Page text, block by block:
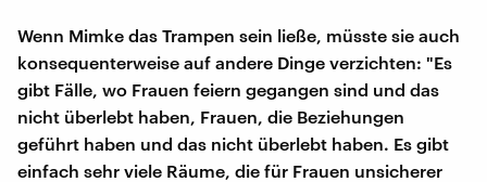
Wenn Mimke das Trampen sein ließe, müsste sie auch
konsequenterweise auf andere Dinge verzichten: "Es
gibt Fälle, wo Frauen feiern gegangen sind und das
nicht überlebt haben, Frauen, die Beziehungen
geführt haben und das nicht überlebt haben. Es gibt
einfach sehr viele Räume, die für Frauen unsicherer